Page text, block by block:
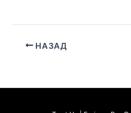
НАЗАД